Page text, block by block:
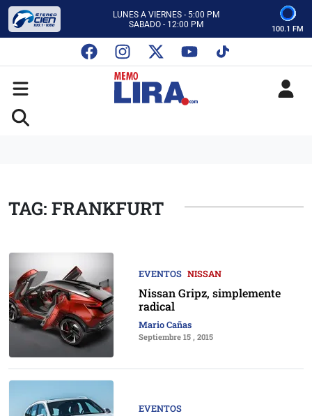
LUNES A VIERNES - 5:00 PM
SABADO - 12:00 PM
CON MEMO LIRA Y SU EQUIPO
LUNES A VIERNES - 5:00 PM
SABADO - 12:00 PM
100.1 FM
TAG: FRANKFURT
EVENTOS NISSAN
Nissan Gripz, simplemente
radical
Mario Cañas
Septiembre 15 , 2015
EVENTOS